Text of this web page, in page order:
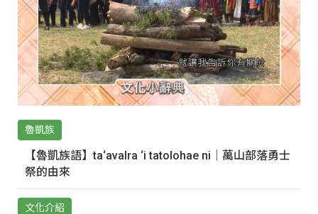
魯凱族
【魯凱族語】ta‘avalra ‘i tatolohae ni｜萬山部落勇士
祭的由來
文化介紹